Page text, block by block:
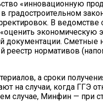
«инновационную
В ведомстве
документации.
нормативов
а сроки
на случаи, когда ГГЭ
случае, Минфин — при